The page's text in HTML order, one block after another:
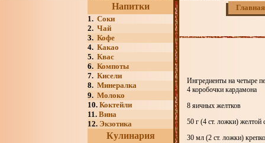
Напитки
1. Соки
2. Чай
3. Кофе
4. Какао
5. Квас
6. Компоты
7. Кисели
8. Минералка
9. Молоко
10. Коктейли
11. Вина
12. Экзотика
Кулинария
Главная
Ингредиенты на четыре
4 коробочки кардамона
8 яичных желтков
50 г (4 ст. ложки) желтой
30 мл (2 ст. ложки)